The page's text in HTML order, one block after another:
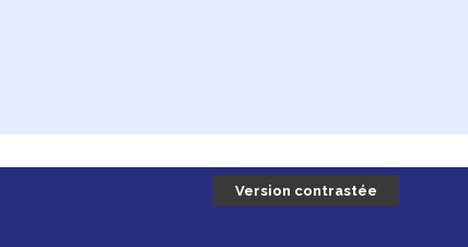
Version contrastée